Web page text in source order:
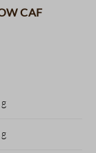
caf